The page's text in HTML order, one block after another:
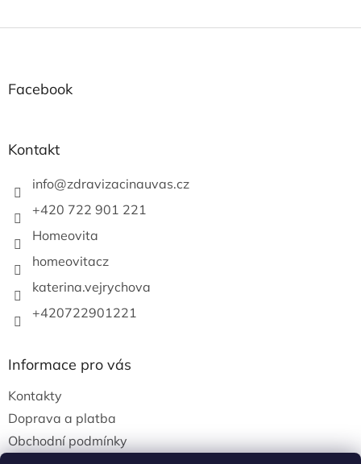
Facebook
Kontakt
info@zdravizacinauvas.cz
+420 722 901 221
Homeovita
homeovitacz
katerina.vejrychova
+420722901221
Informace pro vás
Kontakty
Doprava a platba
Obchodní podmínky